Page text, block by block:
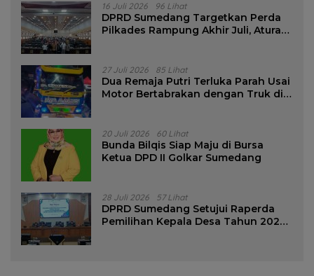
16 Juli 2026 96 Lihat
DPRD Sumedang Targetkan Perda
Pilkades Rampung Akhir Juli, Aturan
27 Juli 2026 85 Lihat
Dua Remaja Putri Terluka Parah Usai
Motor Bertabrakan dengan Truk di
20 Juli 2026 60 Lihat
Bunda Bilqis Siap Maju di Bursa
Ketua DPD II Golkar Sumedang
28 Juli 2026 57 Lihat
DPRD Sumedang Setujui Raperda
Pemilihan Kepala Desa Tahun 2026